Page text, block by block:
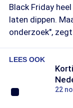
Black Friday
laten dippen.
onderzoek",
LEES OOK
22